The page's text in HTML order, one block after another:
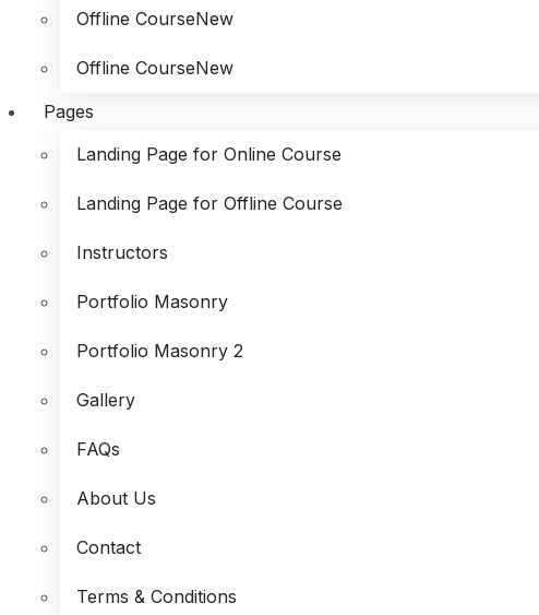
Offline CourseNew
Offline CourseNew
Pages
Landing Page for Online Course
Landing Page for Offline Course
Instructors
Portfolio Masonry
Portfolio Masonry 2
Gallery
FAQs
About Us
Contact
Terms & Conditions